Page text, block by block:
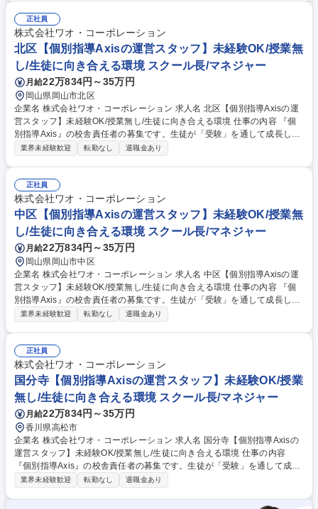
習進度管理等。 ・対保護者：生徒さんの教育相談、学習プランの提案等。
・経営：集客(イベント企画等)、近隣競合のリサーチ、講師の採用・育成
等。 ◎まずは基幹校舎で先輩社員からOJTで学んでいただきます。半年～
1年後に校舎の責任者となっていただくようアシストします。 募集職種 徳
島【個別指導Axisの運営スタッフ】未経験OK/授業無し/生徒に向き合える
環境
正社員
株式会社ワオ・コーポレーション
北区【個別指導Axisの運営スタッフ】未経験OK/授業無
し/生徒に向き合える環境 スクール長/マネジャー
月給22万834円～35万円
岡山県岡山市北区
企業名 株式会社ワオ・コーポレーション 求人名 北区【個別指導Axisの運
営スタッフ】未経験OK/授業無し/生徒に向き合える環境 仕事の内容 『個
別指導Axis』の校舎責任者の募集です。生徒が「受験」を通して成長して
いく場（教室）の経営をお任せします。一人一人に向き合い、生徒の成長
習進度管理等。 ・対保護者：生徒さんの教育相談、学習プランの提案等。
・経営：集客(イベント企画等)、近隣競合のリサーチ、講師の採用・育成
等。 ◎まずは基幹校舎で先輩社員からOJTで学んでいただきます。半年～
1年後に校舎の責任者となっていただくようアシストします。 募集職種 北
区【個別指導Axisの運営スタッフ】未経験OK/授業無し/生徒に向き合える
環境
業界未経験歓迎 転勤なし 退職金あり
正社員
株式会社ワオ・コーポレーション
中区【個別指導Axisの運営スタッフ】未経験OK/授業無
し/生徒に向き合える環境 スクール長/マネジャー
月給22万834円～35万円
岡山県岡山市中区
企業名 株式会社ワオ・コーポレーション 求人名 中区【個別指導Axisの運
営スタッフ】未経験OK/授業無し/生徒に向き合える環境 仕事の内容 『個
別指導Axis』の校舎責任者の募集です。生徒が「受験」を通して成長して
いく場（教室）の経営をお任せします。一人一人に向き合い、生徒の成長
習進度管理等。 ・対保護者：生徒さんの教育相談、学習プランの提案等。
・経営：集客(イベント企画等)、近隣競合のリサーチ、講師の採用・育成
等。 ◎まずは基幹校舎で先輩社員からOJTで学んでいただきます。半年～
1年後に校舎の責任者となっていただくようアシストします。 募集職種 中
区【個別指導Axisの運営スタッフ】未経験OK/授業無し/生徒に向き合える
環境
業界未経験歓迎 転勤なし 退職金あり
正社員
株式会社ワオ・コーポレーション
国分寺【個別指導Axisの運営スタッフ】未経験OK/授業
無し/生徒に向き合える環境 スクール長/マネジャー
月給22万834円～35万円
香川県高松市
企業名 株式会社ワオ・コーポレーション 求人名 国分寺【個別指導Axisの
運営スタッフ】未経験OK/授業無し/生徒に向き合える環境 仕事の内容
『個別指導Axis』の校舎責任者の募集です。生徒が「受験」を通して成長
していく場（教室）の経営をお任せします。一人一人に向き合い、生徒の
なし！(講師が担当します)～ ・対生徒：進路相談、学習カウンセリング、
業界未経験歓迎 転勤なし 退職金あり